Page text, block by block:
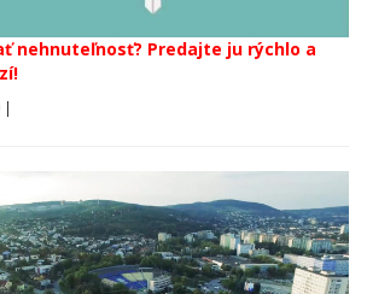
nehnuteľnosť? Predajte ju rýchlo a
|